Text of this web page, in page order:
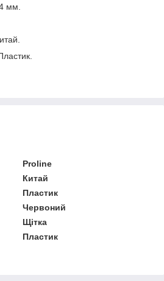
мм.
Proline
Китай
Пластик
Червоний
Щітка
Пластик